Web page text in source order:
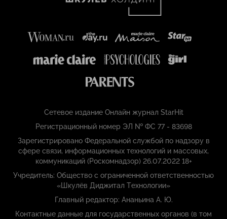
Сетевое издание Онлайн журнал StarHit
Регистрационный номер ЭЛ № ФС 77 - 83698
Зарегистрировано Федеральной службой по надзору в
сфере связи, информационных технологий и массовых,
коммуникаций (Роскомнадзор) 26.07.2022 18+
Учредитель: Общество с ограниченной ответственностью
«Шкулёв Диджитал Технологии»
Главный редактор: Ананьина А. Ю.
Контактные данные для государственных органов (в том